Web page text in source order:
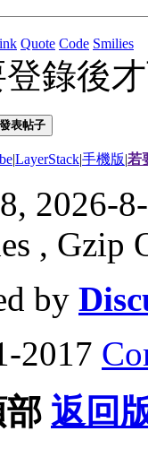
Quote Code Smilies
錄後
發表帖子
|LayerStack|手機版|若
2026-
, Gzip
by
2017
返回